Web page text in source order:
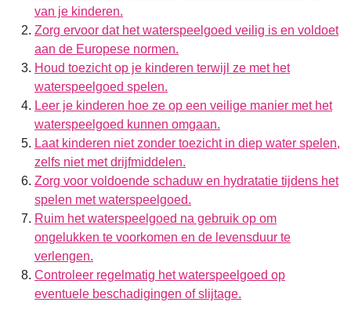
van je kinderen.
Zorg ervoor dat het waterspeelgoed veilig is en voldoet
aan de Europese normen.
Houd toezicht op je kinderen terwijl ze met het
waterspeelgoed spelen.
Leer je kinderen hoe ze op een veilige manier met het
waterspeelgoed kunnen omgaan.
Laat kinderen niet zonder toezicht in diep water spelen,
zelfs niet met drijfmiddelen.
Zorg voor voldoende schaduw en hydratatie tijdens het
spelen met waterspeelgoed.
Ruim het waterspeelgoed na gebruik op om
ongelukken te voorkomen en de levensduur te
verlengen.
Controleer regelmatig het waterspeelgoed op
eventuele beschadigingen of slijtage.